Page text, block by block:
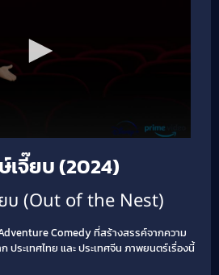
จี๊ยบ (2024)
บ (Out of the Nest)
Comedy ที่สร้างสรรค์จากความ
ประเทศไทย และ ประเทศจีน ภาพยนตร์เรื่องนี้